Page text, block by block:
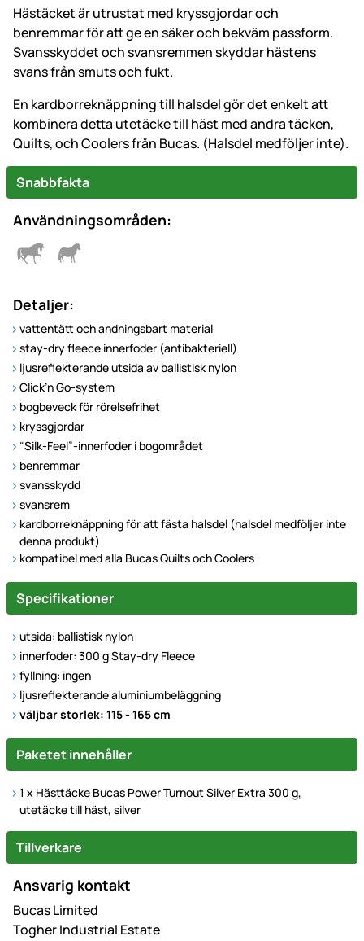
Hästäcket är utrustat med kryssgjordar och
benremmar för att ge en säker och bekväm passform.
Svansskyddet och svansremmen skyddar hästens
svans från smuts och fukt.
En kardborreknäppning till halsdel gör det enkelt att
kombinera detta utetäcke till häst med andra täcken,
Quilts, och Coolers från Bucas. (Halsdel medföljer inte).
Snabbfakta
Användningsområden:
Detaljer:
vattentätt och andningsbart material
stay-dry fleece innerfoder (antibakteriell)
ljusreflekterande utsida av ballistisk nylon
Click’n Go-system
bogbeveck för rörelsefrihet
kryssgjordar
“Silk-Feel”-innerfoder i bogområdet
benremmar
svansskydd
svansrem
kardborreknäppning för att fästa halsdel (halsdel medföljer inte
denna produkt)
kompatibel med alla Bucas Quilts och Coolers
Specifikationer
utsida: ballistisk nylon
innerfoder: 300 g Stay-dry Fleece
fyllning: ingen
ljusreflekterande aluminiumbeläggning
väljbar storlek: 115 - 165 cm
Paketet innehåller
1 x Hästtäcke Bucas Power Turnout Silver Extra 300 g,
utetäcke till häst, silver
Tillverkare
Ansvarig kontakt
Bucas Limited
Togher Industrial Estate